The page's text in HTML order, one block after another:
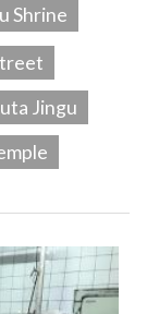
Shrine
Jingu